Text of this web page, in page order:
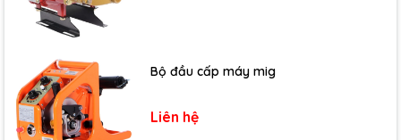
Bộ đầu cấp máy mig
Liên hệ